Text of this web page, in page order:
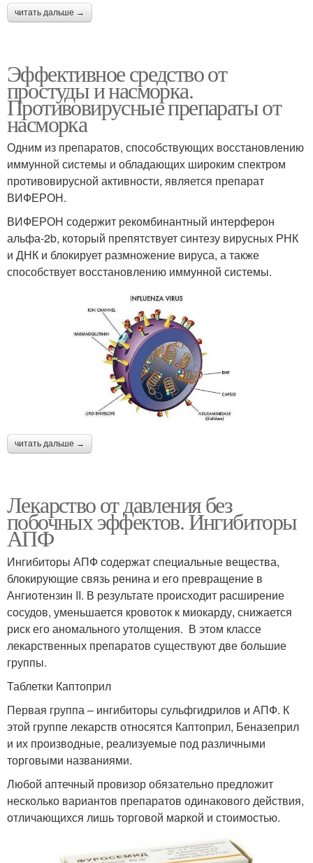
читать дальше →
Эффективное средство от
простуды и насморка.
Противовирусные препараты от
насморка
Одним из препаратов, способствующих восстановлению
иммунной системы и обладающих широким спектром
противовирусной активности, является препарат
ВИФЕРОН.
ВИФЕРОН содержит рекомбинантный интерферон
альфа-2b, который препятствует синтезу вирусных РНК
и ДНК и блокирует размножение вируса, а также
способствует восстановлению иммунной системы.
читать дальше →
Лекарство от давления без
побочных эффектов. Ингибиторы
АПФ
Ингибиторы АПФ содержат специальные вещества,
блокирующие связь ренина и его превращение в
Ангиотензин II. В результате происходит расширение
сосудов, уменьшается кровоток к миокарду, снижается
риск его аномального утолщения. В этом классе
лекарственных препаратов существуют две большие
группы.
Таблетки Каптоприл
Первая группа – ингибиторы сульфгидрилов и АПФ. К
этой группе лекарств относятся Каптоприл, Беназеприл
и их производные, реализуемые под различными
торговыми названиями.
Любой аптечный провизор обязательно предложит
несколько вариантов препаратов одинакового действия,
отличающихся лишь торговой маркой и стоимостью.